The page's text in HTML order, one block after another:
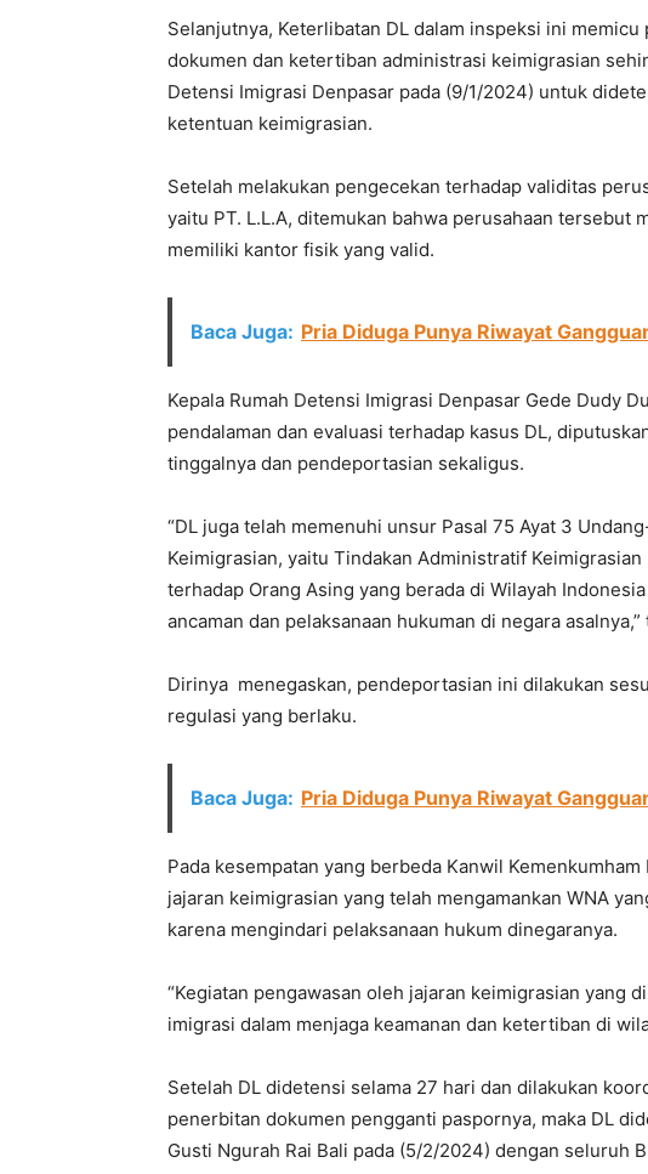
Selanjutnya, Keterlibatan DL dalam inspeksi ini
dokumen dan ketertiban administrasi keimigrasian
Detensi Imigrasi Denpasar pada (9/1/2024) untuk
ketentuan keimigrasian.
Setelah melakukan pengecekan terhadap validitas
yaitu PT. L.L.A, ditemukan bahwa perusahaan tersebut
memiliki kantor fisik yang valid.
Baca Juga: Pria Diduga Punya Riwayat
Kepala Rumah Detensi Imigrasi Denpasar Gede Dudy
pendalaman dan evaluasi terhadap kasus DL,
tinggalnya dan pendeportasian sekaligus.
“DL juga telah memenuhi unsur Pasal 75 Ayat 3
Keimigrasian, yaitu Tindakan Administratif
terhadap Orang Asing yang berada di Wilayah
ancaman dan pelaksanaan hukuman di negara
Dirinya menegaskan, pendeportasian ini dilakukan
regulasi yang berlaku.
Baca Juga: Pria Diduga Punya Riwayat
Pada kesempatan yang berbeda Kanwil
jajaran keimigrasian yang telah mengamankan WNA
karena mengindari pelaksanaan hukum dinegaranya.
“Kegiatan pengawasan oleh jajaran keimigrasian yang
imigrasi dalam menjaga keamanan dan ketertiban di
Setelah DL didetensi selama 27 hari dan dilakukan
penerbitan dokumen pengganti paspornya, maka DL
Gusti Ngurah Rai Bali pada (5/2/2024) dengan seluruh